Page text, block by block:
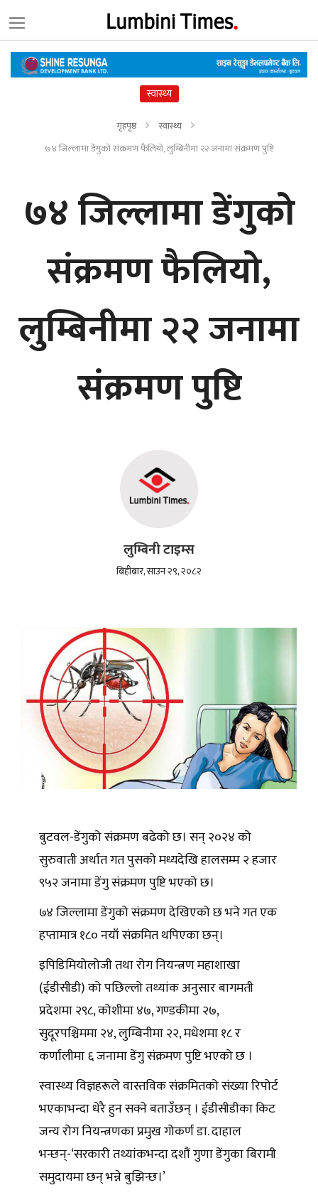
स्वास्थ्य
गृहपृष्ठ
स्वास्थ्य
७४ जिल्लामा डेंगुको संक्रमण फैलियो, लुम्बिनीमा २२ जनामा संक्रमण पुष्टि
७४ जिल्लामा डेंगुको
संक्रमण फैलियो,
लुम्बिनीमा २२ जनामा
संक्रमण पुष्टि
लुम्बिनी टाइम्स
बिहीबार, साउन २९, २०८२
बुटवल-डेंगुको संक्रमण बढेको छ। सन् २०२४ को
सुरुवाती अर्थात गत पुसको मध्यदेखि हालसम्म २ हजार
९५२ जनामा डेंगु संक्रमण पुष्टि भएको छ।
७४ जिल्लामा डेंगुको संक्रमण देखिएको छ भने गत एक
हप्तामात्र १८० नयाँ संक्रमित थपिएका छन्।
इपिडिमियोलोजी तथा रोग नियन्त्रण महाशाखा
(ईडीसीडी) को पछिल्लो तथ्यांक अनुसार बागमती
प्रदेशमा २९८, कोशीमा ४७, गण्डकीमा २७,
सुदूरपश्चिममा २४, लुम्बिनीमा २२, मधेशमा १८ र
कर्णालीमा ६ जनामा डेंगु संक्रमण पुष्टि भएको छ ।
स्वास्थ्य विज्ञहरूले वास्तविक संक्रमितको संख्या रिपोर्ट
भएकाभन्दा धेरै हुन सक्ने बताउँछन् । ईडीसीडीका किट
जन्य रोग नियन्त्रणका प्रमुख गोकर्ण डा. दाहाल
भन्छन्-‘सरकारी तथ्यांकभन्दा दशौं गुणा डेंगुका बिरामी
समुदायमा छन् भन्ने बुझिन्छ।’